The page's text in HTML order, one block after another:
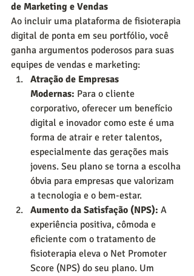
de Marketing e Vendas
Ao incluir uma plataforma de fisioterapia
digital de ponta em seu portfólio, você
ganha argumentos poderosos para suas
equipes de vendas e marketing:
Atração de Empresas
Modernas: Para o cliente
corporativo, oferecer um benefício
digital e inovador como este é uma
forma de atrair e reter talentos,
especialmente das gerações mais
jovens. Seu plano se torna a escolha
óbvia para empresas que valorizam
a tecnologia e o bem-estar.
Aumento da Satisfação (NPS): A
experiência positiva, cômoda e
eficiente com o tratamento de
fisioterapia eleva o Net Promoter
Score (NPS) do seu plano. Um